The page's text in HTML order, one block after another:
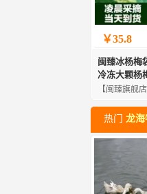
￥35.8
闽臻冰杨梅
冷冻大颗杨
【闽臻旗舰
热门 龙海